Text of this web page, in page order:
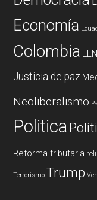
Economía
Colombia ELN
Justicia de paz
Neoliberalismo
Politica
Reforma tributaria
Terrorismo Trump